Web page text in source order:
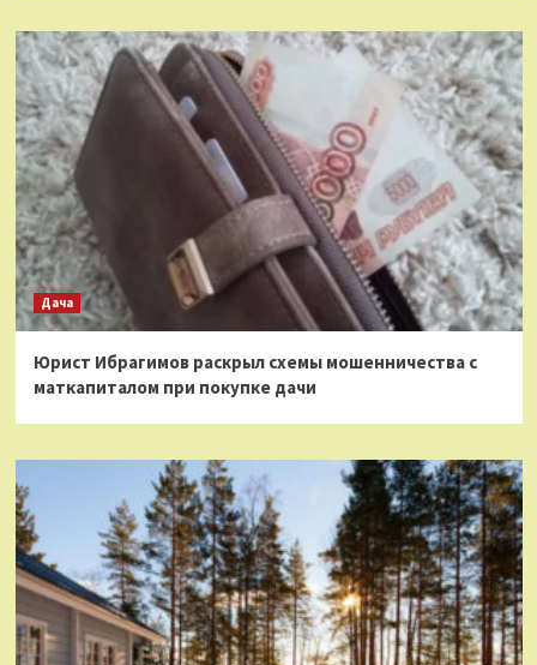
Дача
Юрист Ибрагимов раскрыл схемы мошенничества с
маткапиталом при покупке дачи